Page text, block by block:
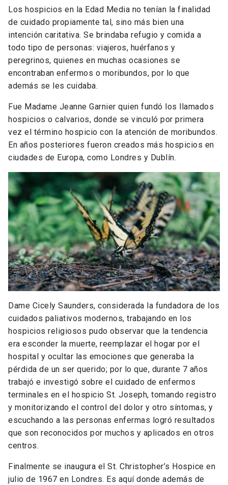
Los hospicios en la Edad Media no tenían la finalidad
de cuidado propiamente tal, sino más bien una
intención caritativa. Se brindaba refugio y comida a
todo tipo de personas: viajeros, huérfanos y
peregrinos, quienes en muchas ocasiones se
encontraban enfermos o moribundos, por lo que
además se les cuidaba.
Fue Madame Jeanne Garnier quien fundó los llamados
hospicios o calvarios, donde se vinculó por primera
vez el término hospicio con la atención de moribundos.
En años posteriores fueron creados más hospicios en
ciudades de Europa, como Londres y Dublín.
Dame Cicely Saunders, considerada la fundadora de los
cuidados paliativos modernos, trabajando en los
hospicios religiosos pudo observar que la tendencia
era esconder la muerte, reemplazar el hogar por el
hospital y ocultar las emociones que generaba la
pérdida de un ser querido; por lo que, durante 7 años
trabajó e investigó sobre el cuidado de enfermos
terminales en el hospicio St. Joseph, tomando registro
y monitorizando el control del dolor y otro síntomas, y
escuchando a las personas enfermas logró resultados
que son reconocidos por muchos y aplicados en otros
centros.
Finalmente se inaugura el St. Christopher’s Hospice en
julio de 1967 en Londres. Es aquí donde además de